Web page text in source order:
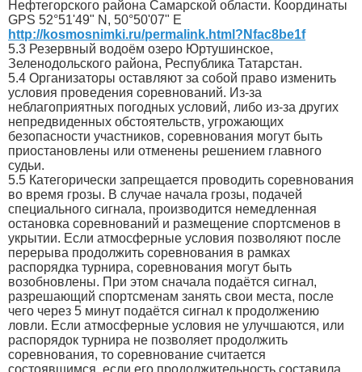
Нефтегорского района Самарской области. Координаты
GPS 52°51'49" N, 50°50'07" E
http://kosmosnimki.ru/permalink.html?Nfac8be1f
5.3 Резервный водоём озеро Юртушинское,
Зеленодольского района, Республика Татарстан.
5.4 Организаторы оставляют за собой право изменить
условия проведения соревнований. Из-за
неблагоприятных погодных условий, либо из-за других
непредвиденных обстоятельств, угрожающих
безопасности участников, соревнования могут быть
приостановлены или отменены решением главного
судьи.
5.5 Категорически запрещается проводить соревнования
во время грозы. В случае начала грозы, подачей
специального сигнала, производится немедленная
остановка соревнований и размещение спортсменов в
укрытии. Если атмосферные условия позволяют после
перерыва продолжить соревнования в рамках
распорядка турнира, соревнования могут быть
возобновлены. При этом сначала подаётся сигнал,
разрешающий спортсменам занять свои места, после
чего через 5 минут подаётся сигнал к продолжению
ловли. Если атмосферные условия не улучшаются, или
распорядок турнира не позволяет продолжить
соревнования, то соревнование считается